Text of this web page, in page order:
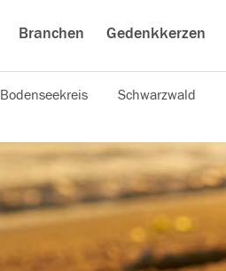
Branchen Gedenkkerzen
Bodenseekreis Schwarzwald